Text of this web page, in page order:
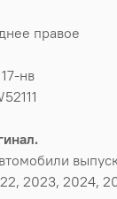
правое
нв
2023, 2024,